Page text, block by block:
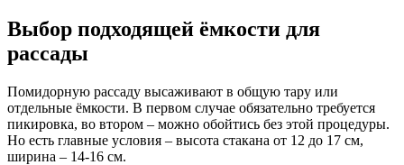
Выбор подходящей ёмкости для
рассады
Помидорную рассаду высаживают в общую тару или
отдельные ёмкости. В первом случае обязательно требуется
пикировка, во втором – можно обойтись без этой процедуры.
Но есть главные условия – высота стакана от 12 до 17 см,
ширина – 14-16 см.